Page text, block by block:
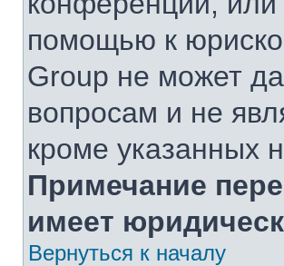
помощью к
Group не может
вопросам и не
кроме указанных
Примечание
имеет
Вернуться к началу